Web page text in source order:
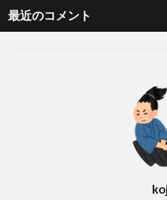
最近のコメント